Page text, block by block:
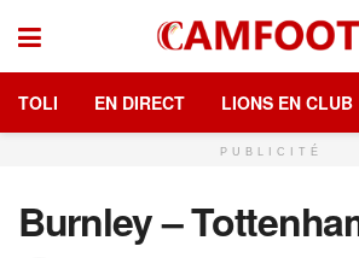
TOLI EN DIRECT LIONS EN CLUB
PUBLICITÉ
Burnley –